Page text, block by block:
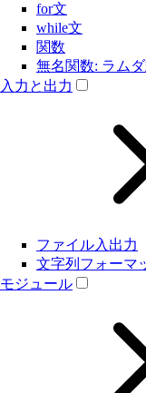
for文
while文
関数
無名関数: ラム
入力と出力
ファイル入出力
文字列フォーマ
モジュール